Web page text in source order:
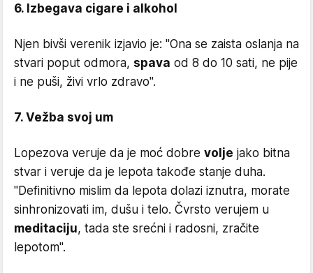
6. Izbegava cigare i alkohol
Njen bivši verenik izjavio je: ''Ona se zaista oslanja na
stvari poput odmora, spava od 8 do 10 sati, ne pije
i ne puši, živi vrlo zdravo''.
7. Vežba svoj um
Lopezova veruje da je moć dobre volje jako bitna
stvar i veruje da je lepota takođe stanje duha.
''Definitivno mislim da lepota dolazi iznutra, morate
sinhronizovati im, dušu i telo. Čvrsto verujem u
meditaciju, tada ste srećni i radosni, zračite
lepotom''.